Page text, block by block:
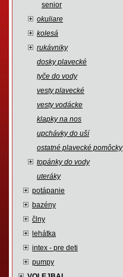
senior
okuliare
kolesá
rukávniky
dosky plavecké
tyče do vody
vesty plavecké
vesty vodácke
klapky na nos
upchávky do uší
ostatné plavecké pomôcky
topánky do vody
uteráky
potápanie
bazény
člny
lehátka
intex - pre deti
pumpy